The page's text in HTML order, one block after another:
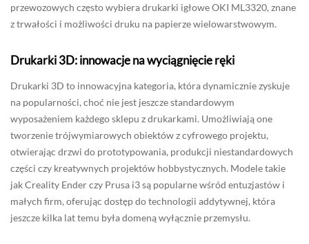
przewozowych często wybiera drukarki igłowe OKI ML3320, znane
z trwałości i możliwości druku na papierze wielowarstwowym.
Drukarki 3D: innowacje na wyciągnięcie ręki
Drukarki 3D to innowacyjna kategoria, która dynamicznie zyskuje
na popularności, choć nie jest jeszcze standardowym
wyposażeniem każdego sklepu z drukarkami. Umożliwiają one
tworzenie trójwymiarowych obiektów z cyfrowego projektu,
otwierając drzwi do prototypowania, produkcji niestandardowych
części czy kreatywnych projektów hobbystycznych. Modele takie
jak Creality Ender czy Prusa i3 są popularne wśród entuzjastów i
małych firm, oferując dostęp do technologii addytywnej, która
jeszcze kilka lat temu była domeną wyłącznie przemysłu.